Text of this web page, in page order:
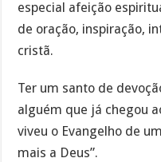
especial afeição
de oração, inspiração,
cristã.
Ter um santo de
alguém que já chegou
viveu o Evangelho de
mais a Deus”.